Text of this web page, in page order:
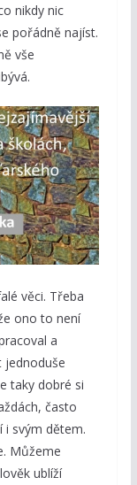
nikdy nic
pořádně najíst.
vše
věci. Třeba
ono to není
a
jednoduše
taky dobré si
často
i svým dětem.
Můžeme
ublíží